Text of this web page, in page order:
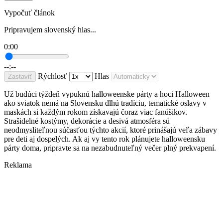
Vypočuť článok
Pripravujem slovenský hlas...
0:00
--:--
Zastaviť Rýchlosť Hlas
Už budúci týždeň vypuknú halloweenske párty a hoci Halloween
ako sviatok nemá na Slovensku dlhú tradíciu, tematické oslavy v
maskách si každým rokom získavajú čoraz viac fanúšikov.
Strašidelné kostýmy, dekorácie a desivá atmosféra sú
neodmysliteľnou súčasťou týchto akcií, ktoré prinášajú veľa zábavy
pre deti aj dospelých. Ak aj vy tento rok plánujete halloweensku
párty doma, pripravte sa na nezabudnuteľný večer plný prekvapení.
Reklama